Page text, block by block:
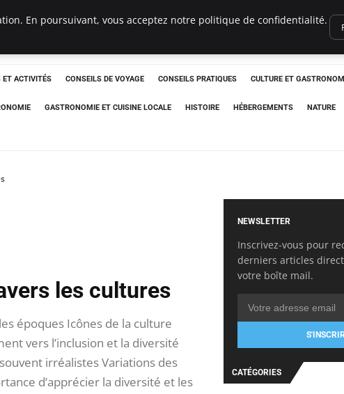
ET ACTIVITÉS CONSEILS DE VOYAGE CONSEILS PRATIQUES CULTURE ET
GASTRONOMIE ET CUISINE LOCALE HISTOIRE HÉBERGEMENTS NATURE
les cultures
époques Icônes de la culture
vers l’inclusion et la diversité
irréalistes Variations des
d’apprécier la diversité et les
NEWSLETTER
Inscrivez-vous pour
derniers articles
votre boîte mail.
CATÉGORIES
En poursuivant, vous acceptez notre politique de confidentialité.